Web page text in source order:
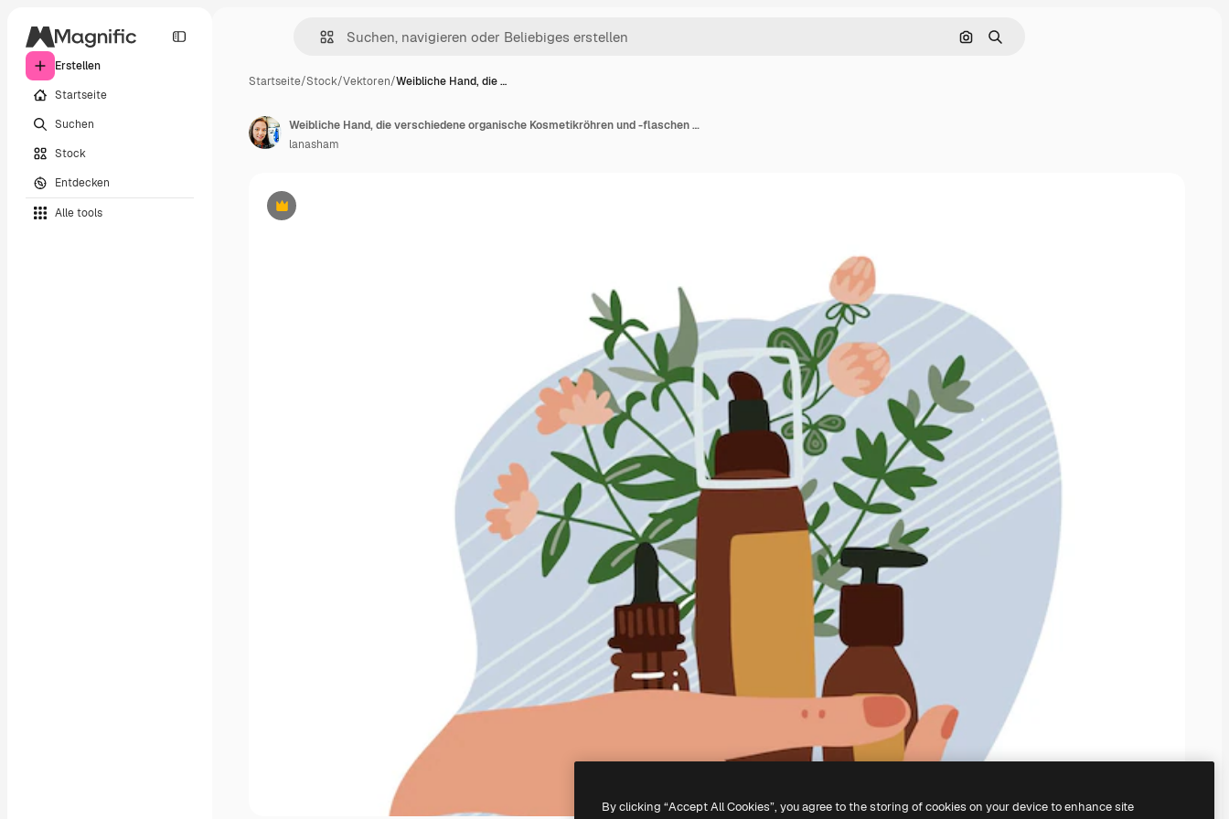
Erstellen
Startseite
Suchen
Stock
Entdecken
Alle tools
Nach Bild suchen
Suchen
Startseite/Stock/Vektoren/Weibliche Hand, die …
Premium
Weibliche Hand, die verschiedene organische Kosmetikröhren und -flaschen mit Pflanzen und Zweigen hält. Flache Hand gezeichnete Illustration.
lanasham
By clicking “Accept All Cookies”, you agree to the storing of cookies on your device to enhance site